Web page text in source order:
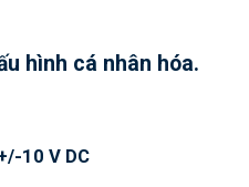
hình cá nhân hóa.
10 V DC